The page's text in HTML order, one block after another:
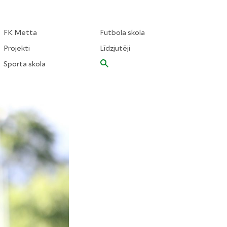
FK Metta
Projekti
Sporta skola
Futbola skola
Līdzjutēji